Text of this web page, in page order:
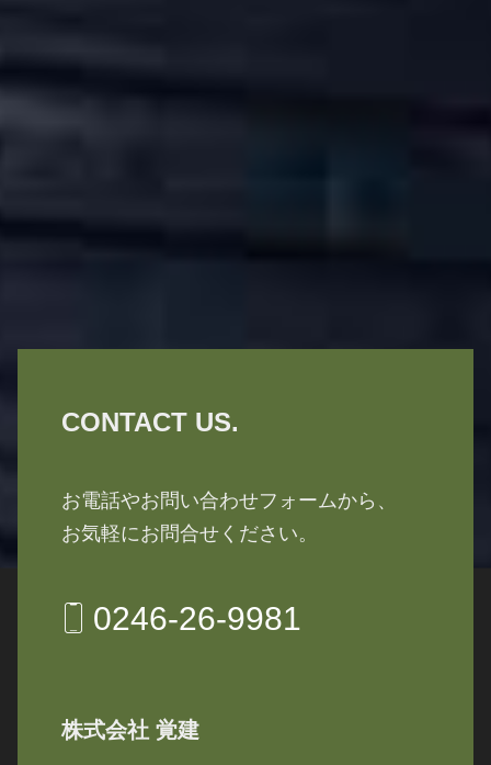
CONTACT US.
お電話やお問い合わせフォームから、
お気軽にお問合せください。
0246-26-9981
株式会社 覚建